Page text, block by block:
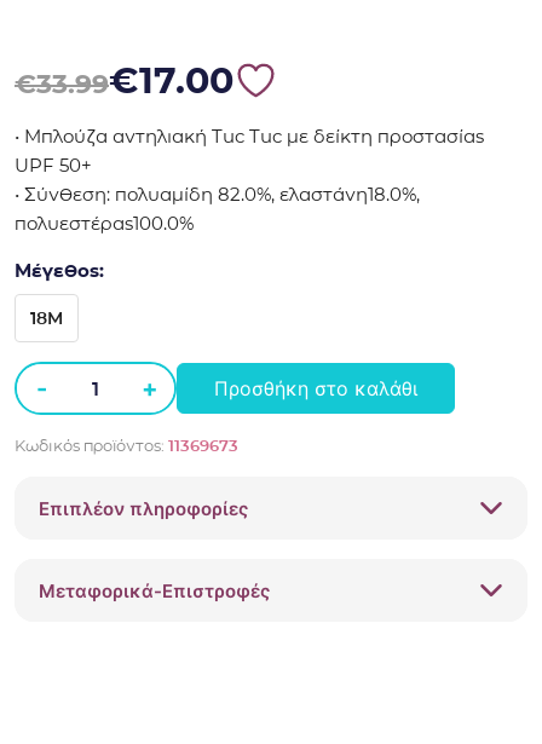
€33.99
Original price was: €33.99.
€17.00
Η τρέχουσα τιμή είναι: €17.00.
• Μπλούζα αντηλιακή Tuc Tuc με δείκτη προστασίας
UPF 50+
• Σύνθεση: πολυαμίδη 82.0%, ελαστάνη18.0%,
πολυεστέρας100.0%
Μέγεθος:
18M
-
Μπλούζα
Tuc
11369673
+ Προσθήκη στο καλάθι
Κωδικός προϊόντος: 11369673
Επιπλέον πληροφορίες
Μεταφορικά-Επιστροφές